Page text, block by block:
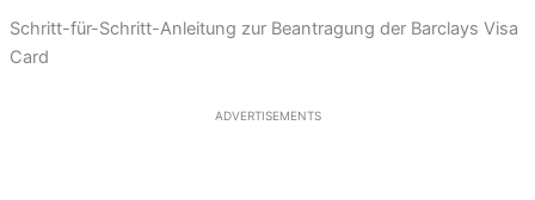
Schritt-für-Schritt-Anleitung zur Beantragung der Barclays Visa
Card
ADVERTISEMENTS